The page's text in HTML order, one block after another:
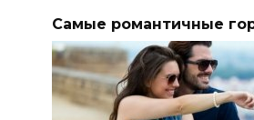
Самые романтичные